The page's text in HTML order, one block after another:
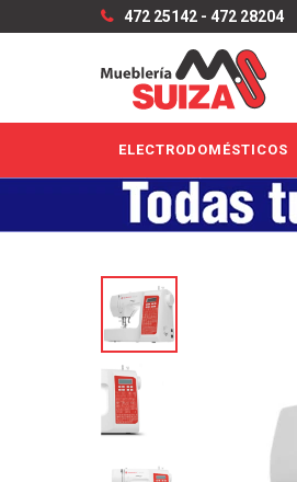
ELECTRODOMÉSTICOS
472 25142 - 472 28204